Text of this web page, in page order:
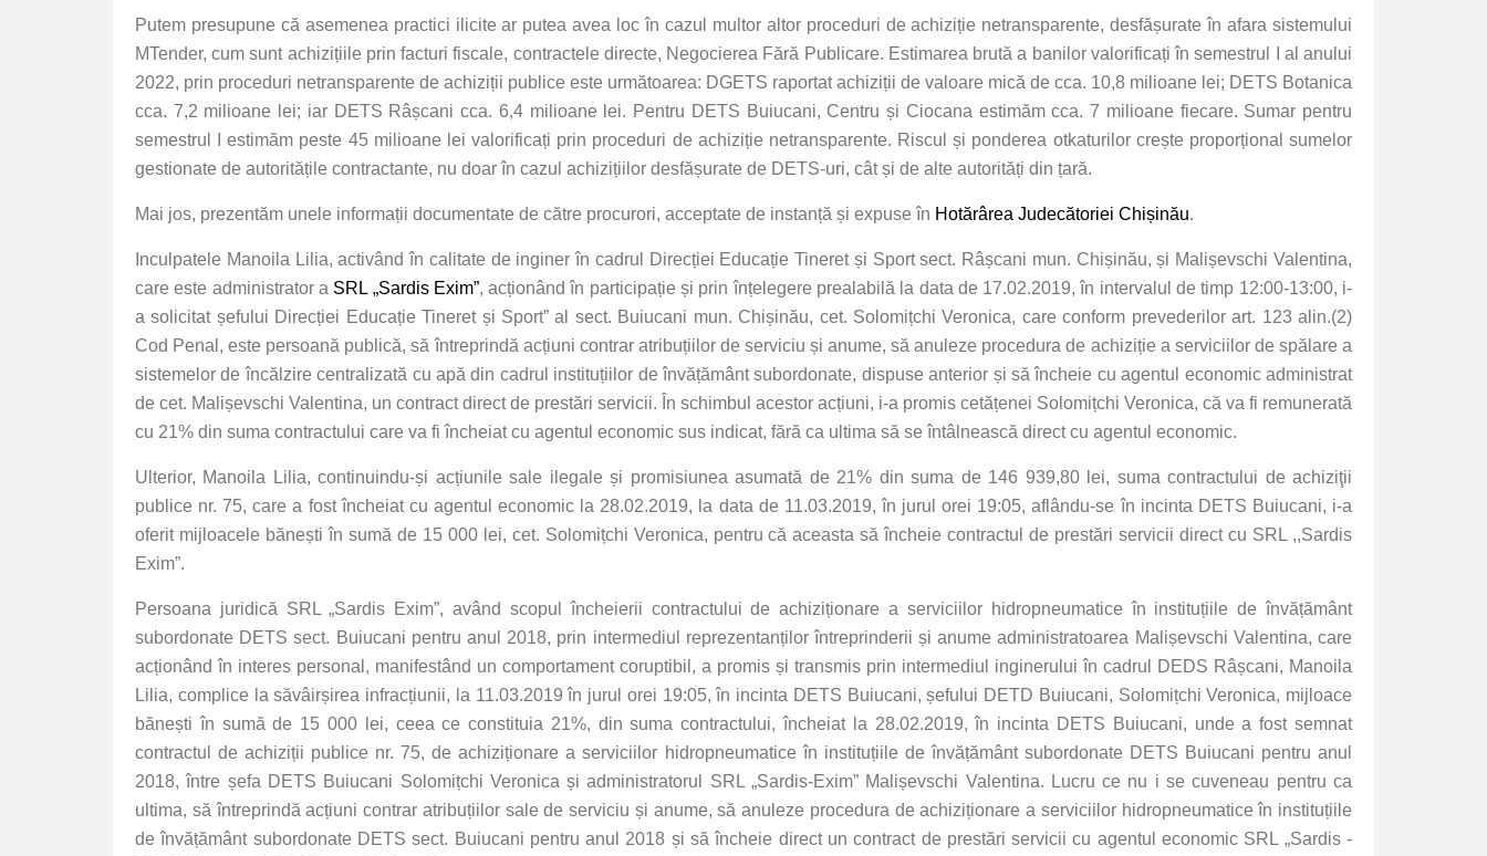
Putem presupune că asemenea practici ilicite ar putea avea loc în cazul multor altor proceduri de achiziție netransparente, desfășurate în afara sistemului
MTender, cum sunt achizițiile prin facturi fiscale, contractele directe, Negocierea Fără Publicare. Estimarea brută a banilor valorificați în semestrul I al anului
2022, prin proceduri netransparente de achiziții publice este următoarea: DGETS raportat achiziții de valoare mică de cca. 10,8 milioane lei; DETS Botanica
cca. 7,2 milioane lei; iar DETS Râșcani cca. 6,4 milioane lei. Pentru DETS Buiucani, Centru și Ciocana estimăm cca. 7 milioane fiecare. Sumar pentru
semestrul I estimăm peste 45 milioane lei valorificați prin proceduri de achiziție netransparente. Riscul și ponderea otkaturilor crește proporțional sumelor
gestionate de autoritățile contractante, nu doar în cazul achizițiilor desfășurate de DETS-uri, cât și de alte autorități din țară.
Mai jos, prezentăm unele informații documentate de către procurori, acceptate de instanță și expuse în Hotărârea Judecătoriei Chișinău.
Inculpatele Manoila Lilia, activând în calitate de inginer în cadrul Direcției Educație Tineret și Sport sect. Râșcani mun. Chișinău, și Malișevschi Valentina,
care este administrator a SRL „Sardis Exim”, acționând în participație și prin înțelegere prealabilă la data de 17.02.2019, în intervalul de timp 12:00-13:00, i-
a solicitat șefului Direcției Educație Tineret și Sport” al sect. Buiucani mun. Chișinău, cet. Solomițchi Veronica, care conform prevederilor art. 123 alin.(2)
Cod Penal, este persoană publică, să întreprindă acțiuni contrar atribuțiilor de serviciu și anume, să anuleze procedura de achiziție a serviciilor de spălare a
sistemelor de încălzire centralizată cu apă din cadrul instituțiilor de învățământ subordonate, dispuse anterior și să încheie cu agentul economic administrat
de cet. Malișevschi Valentina, un contract direct de prestări servicii. În schimbul acestor acțiuni, i-a promis cetățenei Solomițchi Veronica, că va fi remunerată
cu 21% din suma contractului care va fi încheiat cu agentul economic sus indicat, fără ca ultima să se întâlnească direct cu agentul economic.
Ulterior, Manoila Lilia, continuindu-și acțiunile sale ilegale și promisiunea asumată de 21% din suma de 146 939,80 lei, suma contractului de achiziţii
publice nr. 75, care a fost încheiat cu agentul economic la 28.02.2019, la data de 11.03.2019, în jurul orei 19:05, aflându-se în incinta DETS Buiucani, i-a
oferit mijloacele bănești în sumă de 15 000 lei, cet. Solomițchi Veronica, pentru că aceasta să încheie contractul de prestări servicii direct cu SRL ,,Sardis
Exim”.
Persoana juridică SRL „Sardis Exim”, având scopul încheierii contractului de achiziționare a serviciilor hidropneumatice în instituțiile de învățământ
subordonate DETS sect. Buiucani pentru anul 2018, prin intermediul reprezentanților întreprinderii și anume administratoarea Malișevschi Valentina, care
acționând în interes personal, manifestând un comportament coruptibil, a promis și transmis prin intermediul inginerului în cadrul DEDS Râșcani, Manoila
Lilia, complice la săvâirșirea infracțiunii, la 11.03.2019 în jurul orei 19:05, în incinta DETS Buiucani, șefului DETD Buiucani, Solomițchi Veronica, mijloace
bănești în sumă de 15 000 lei, ceea ce constituia 21%, din suma contractului, încheiat la 28.02.2019, în incinta DETS Buiucani, unde a fost semnat
contractul de achiziții publice nr. 75, de achiziționare a serviciilor hidropneumatice în instituțiile de învățământ subordonate DETS Buiucani pentru anul
2018, între șefa DETS Buiucani Solomițchi Veronica și administratorul SRL „Sardis-Exim” Malișevschi Valentina. Lucru ce nu i se cuveneau pentru ca
ultima, să întreprindă acțiuni contrar atribuțiilor sale de serviciu și anume, să anuleze procedura de achiziționare a serviciilor hidropneumatice în instituțiile
de învățământ subordonate DETS sect. Buiucani pentru anul 2018 și să încheie direct un contract de prestări servicii cu agentul economic SRL „Sardis ­